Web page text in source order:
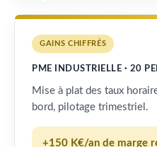
GAINS CHIFFRÉS
PME INDUSTRIELLE · 20
Mise à plat des taux
bord, pilotage trimestriel.
+150 K€/an de marge